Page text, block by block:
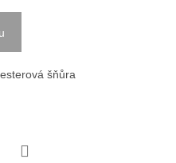
šňůra